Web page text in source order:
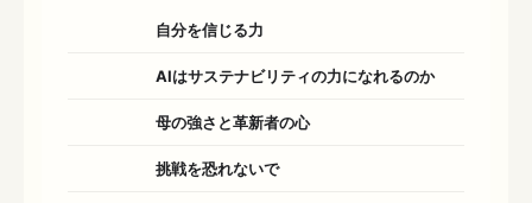
自分を信じる力
AIはサステナビリティの力になれるのか
母の強さと革新者の心
挑戦を恐れないで